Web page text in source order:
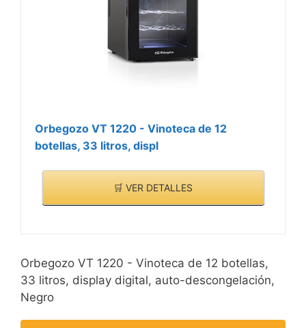
Orbegozo VT 1220 - Vinoteca de 12
botellas, 33 litros, displ
🛒 VER DETALLES
Orbegozo VT 1220 - Vinoteca de 12 botellas,
33 litros, display digital, auto-descongelación,
Negro